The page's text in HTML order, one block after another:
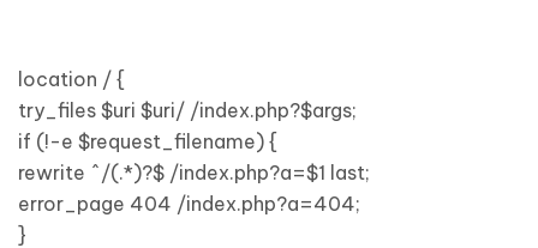
location / {
try_files $uri $uri/ /index.php?$args;
if (!-e $request_filename) {
rewrite ^/(.*)?$ /index.php?a=$1 last;
error_page 404 /index.php?a=404;
}